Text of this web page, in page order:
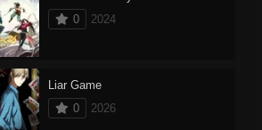
0
2024
Liar Game
0
2026